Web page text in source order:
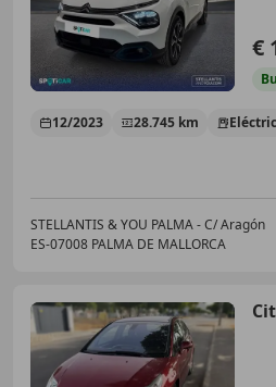
€
12/2023 28.745 km
STELLANTIS & YOU PALMA - C/ Aragón
ES-07008 PALMA DE MALLORCA